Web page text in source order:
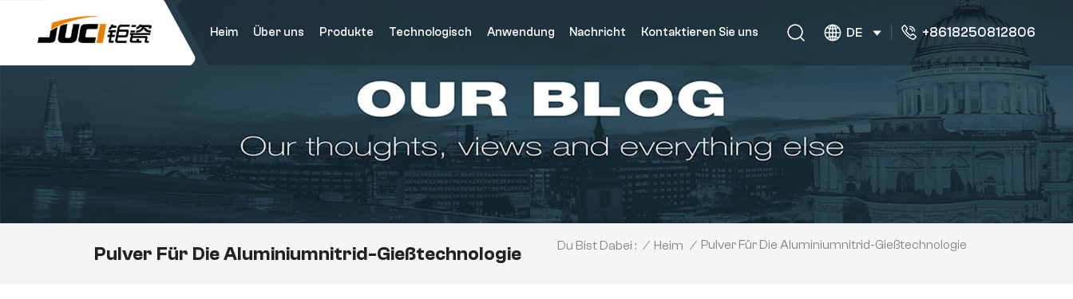
Heim Über uns Produkte Technologisch Anwendung Nachricht Kontaktieren Sie uns DE +8618250812806
Pulver Für Die Aluminiumnitrid-Gießtechnologie Du Bist Dabei : / Heim / Pulver Für Die Aluminiumnitrid-Gießtechnologie